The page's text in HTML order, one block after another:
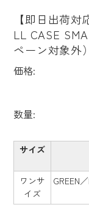
【即日出荷
LL CASE
ペーン対象外
価格:
数量:
サイズ
ワンサ
イズ
GREEN